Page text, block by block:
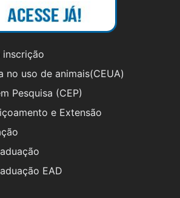
inscrição
no uso de animais(CEUA)
Pesquisa (CEP)
e Extensão
EAD